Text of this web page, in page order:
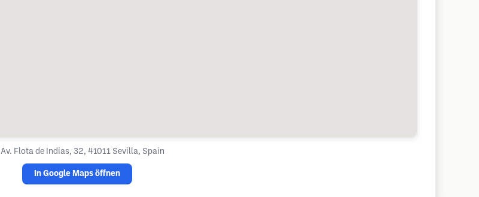
Av. Flota de Indias, 32, 41011 Sevilla, Spain
In Google Maps öffnen